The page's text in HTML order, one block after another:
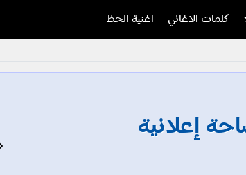
كلمات الاغاني اغنية الحظ
إعلانية